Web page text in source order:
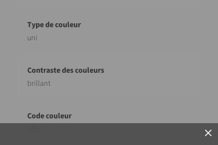
close
uni
brillant